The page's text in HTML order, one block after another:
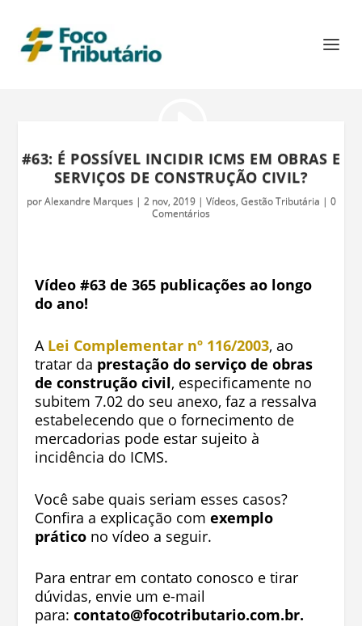
#63: É POSSÍVEL INCIDIR ICMS EM OBRAS E
SERVIÇOS DE CONSTRUÇÃO CIVIL?
porAlexandre Marques | 2 nov, 2019| Vídeos, Gestão Tributária | 0
Comentários
Vídeo #63 de 365 publicações ao longo
do ano!
A Lei Complementar nº 116/2003, ao
tratar da prestação do serviço de obras
de construção civil, especificamente no
subitem 7.02 do seu anexo, faz a ressalva
estabelecendo que o fornecimento de
mercadorias pode estar sujeito à
incidência do ICMS.
Você sabe quais seriam esses casos?
Confira a explicação com exemplo
práticono vídeo a seguir.
Para entrar em contato conosco e tirar
dúvidas, envie um e-mail
para: contato@focotributario.com.br.